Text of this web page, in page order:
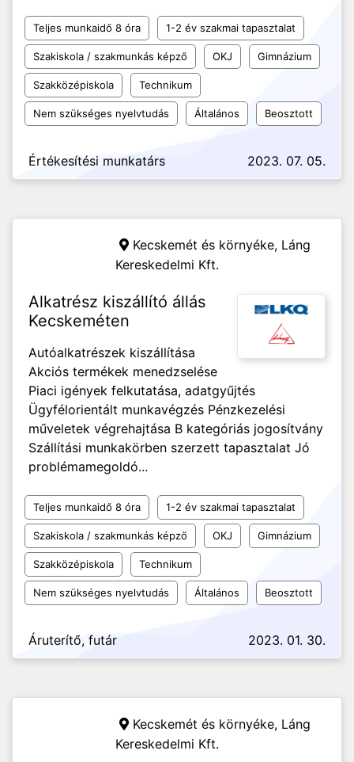
Teljes munkaidő 8 óra 1-2 év szakmai tapasztalat
Szakiskola / szakmunkás képző OKJ Gimnázium
Szakközépiskola Technikum
Nem szükséges nyelvtudás Általános Beosztott
Értékesítési munkatárs 2023. 07. 05.
Kecskemét és környéke, Láng
Kereskedelmi Kft.
Alkatrész kiszállító állás
Kecskeméten
Autóalkatrészek kiszállítása
Akciós termékek menedzselése
Piaci igények felkutatása, adatgyűjtés
Ügyfélorientált munkavégzés Pénzkezelési
műveletek végrehajtása B kategóriás jogosítvány
Szállítási munkakörben szerzett tapasztalat Jó
problémamegoldó...
Teljes munkaidő 8 óra 1-2 év szakmai tapasztalat
Szakiskola / szakmunkás képző OKJ Gimnázium
Szakközépiskola Technikum
Nem szükséges nyelvtudás Általános Beosztott
Áruterítő, futár 2023. 01. 30.
Kecskemét és környéke, Láng
Kereskedelmi Kft.